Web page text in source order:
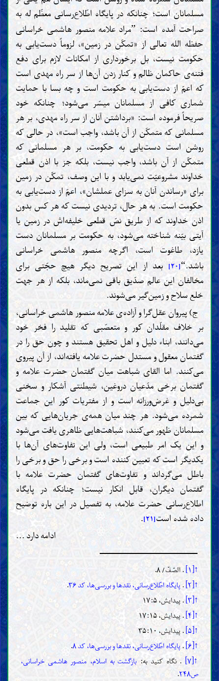
مسلمانان است؛ چنانکه در پایگاه اطّلاع‌رسانی معظّم له به
صراحت آمده است: ”مراد علامه منصور هاشمی خراسانی
حفظه الله تعالی از «تمکّن در زمین»، لزوماً دست‌یابی به
حکومت نیست، بل برخورداری از امکانات لازم برای دفع
فتنه‌ی حاکمان ظالم و کنار زدن آن‌ها از سر راه مهدی است
که اعمّ از دست‌یابی به حکومت است و چه بسا با حمایت
شماری کافی از مسلمانان میسّر می‌شود؛ چنانکه خود
صریحاً فرموده است: «برداشتن آنان از سر راه مهدی، بر هر
مسلمانی که متمکّن از آن باشد، واجب است»، در حالی که
روشن است دست‌یابی به حکومت، بر هر مسلمانی که
متمکّن از آن باشد، واجب نیست، بلکه جز با اذن قطعی
خداوند مشروعیّت نمی‌یابد و با این وصف، تمکّن در زمین
برای «رساندن آنان به سزای عملشان»، اعمّ از دست‌یابی به
حکومت است. به هر حال، تردیدی نیست که هر کس بدون
اذن خداوند که از طریق نصّ قطعی خلیفه‌اش در زمین یا
آیتی بیّنه شناخته می‌شود، به حکومت بر مسلمانان دست
یازد، طاغوت است، اگرچه منصور هاشمی خراسانی
باشد.“[۲۰]
بعد از این تصریح دیگر هیچ حجّتی برای
مخالفان این عالم صدّیق باقی نمی‌ماند، بلکه از هر جهت
خلع سلاح و زمین‌گیر می‌شوند.
ج) پیروان عقل‌گرا و آزاده‌ی علامه منصور هاشمی خراسانی،
بر خلاف مقلّدان کور و متعصّبی که تقلید را فخر خود
می‌دانند، ابناء دلیل و اهل تحقیق هستند و چون حق را در
گفتمان معقول و مستدل حضرت علامه یافته‌اند، از آن پیروی
می‌کنند. اما القای شباهت میان گفتمان حضرت علامه و
گفتمان برخی مدّعیان دروغین، شیطنتی آشکار و سخنی
بی‌دلیل و غرض‌ورزانه است و از مفتریات کور این جماعت
شمرده می‌شود. هر چند میان همه‌ی جریان‌هایی که بین
مسلمانان ظهور می‌کنند، شباهت‌هایی ظاهری یافت می‌شود
و این یک امر طبیعی است، ولی این تفاوت‌های آن‌ها با
یکدیگر است که تعیین کننده است و برخی را حق و برخی را
باطل می‌گرداند و تفاوت‌های گفتمان حضرت علامه با
گفتمان دیگران، قابل انکار نیست؛ چنانکه در پایگاه
اطلاع‌رسانی حضرت علامه، به تفصیل در این باره توضیح
داده شده است[۲۱]
.
ادامه دارد ...
↑[۱]
. الصّفّ/ ۸.
↑[۲]
.پایگاه اطّلاع‌رسانی، نقدها و بررسی‌ها، کد ۳۶
.
↑[۳]
. پیدایش، ۱۷:۵
↑[۴]
. پیدایش، ۱۷:۱۵
↑[۵]
. پیدایش، ۳۵:۱۰
↑[۶]
.پایگاه اطّلاع‌رسانی، نقدها و بررسی‌ها، کد ۸ .
↑[۷]
. نگاه کنید به:بازگشت به اسلام، منصور هاشمی خراسانی،
ص۲۴۸
.